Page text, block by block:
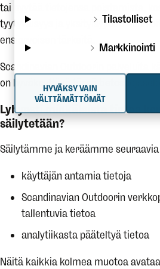
tai pyytää tietojensa poistamista,
tyytyväisyys ja yksityisyyden
ensiarvoisen tärkeitä.
Scandinavian Outdoorin palveluita
on hyväksyttävä tässä
Lyhyesti minkälaista tietoa
säilytetään?
Säilytämme ja keräämme
käyttäjän antamia tietoja
Scandinavian Outdoorin
tallentuvia tietoa
analytiikasta pääteltyä tietoa
Näitä kaikkia kolmea muotoa
Tilastolliset
Markkinointi
HYVÄKSY VAIN
VÄLTTÄMÄTTÖMÄT